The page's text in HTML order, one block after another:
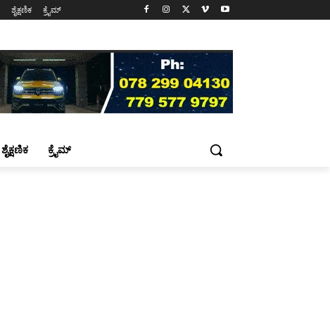
ಶೈಕ್ಷಣಿಕ ಕ್ರೈಮ್
ಶೈಕ್ಷಣಿಕ ಕ್ರೈಮ್